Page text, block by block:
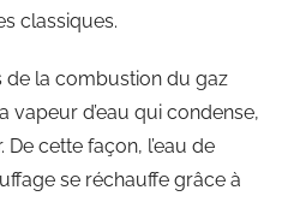
classiques.
de la combustion du gaz
vapeur d’eau qui condense,
cette façon, l’eau de
se réchauffe grâce à